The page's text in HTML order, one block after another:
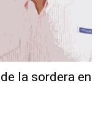
la sordera en